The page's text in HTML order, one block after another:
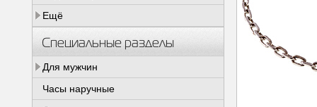
Ещё
Специальные разделы
Для мужчин
Часы наручные